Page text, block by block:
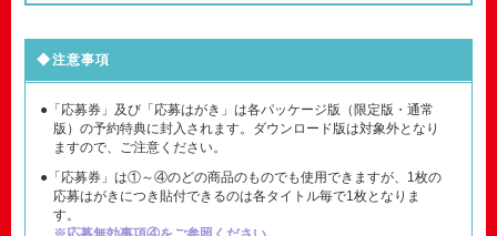
◆注意事項
●「応募券」及び「応募はがき」は各パッケージ版（限定版・通常
版）の予約特典に封入されます。ダウンロード版は対象外となり
ますので、ご注意ください。
●「応募券」は①～④のどの商品のものでも使用できますが、1枚の
応募はがきにつき貼付できるのは各タイトル毎で1枚となりま
す。